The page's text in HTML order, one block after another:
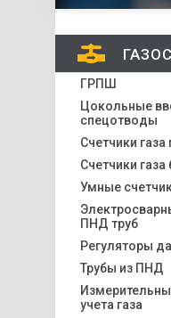
ГРПШ
Цокольные
спецотводы
Счетчики
Счетчики
Умные
ПНД труб
Регуляторы
Трубы из ПНД
учета газа